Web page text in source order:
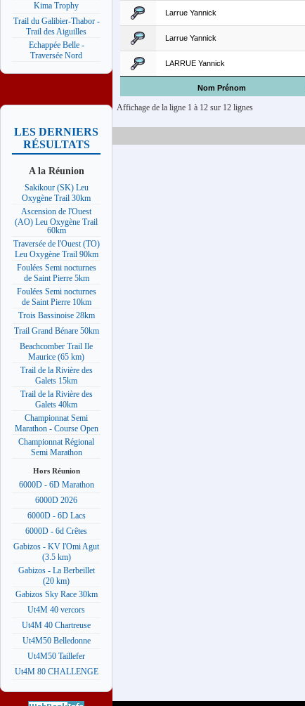
Kima Trophy
Trail du Galibier-Thabor -
Trail des Aiguilles
Echappée Belle -
Traversée Nord
LES DERNIERS
RÉSULTATS
A la Réunion
Sakikour (SK) Leu
Oxygène Trail 30km
Ascension de l'Ouest
(AO) Leu Oxygène Trail
60km
Traversée de l'Ouest (TO)
Leu Oxygène Trail 90km
Foulées Semi nocturnes
de Saint Pierre 5km
Foulées Semi nocturnes
de Saint Pierre 10km
Trois Bassinoise 28km
Trail Grand Bénare 50km
Beachcomber Trail Ile
Maurice (65 km)
Trail de la Rivière des
Galets 15km
Trail de la Rivière des
Galets 40km
Championnat Semi
Marathon - Course Open
Championnat Régional
Semi Marathon
Hors Réunion
6000D - 6D Marathon
6000D 2026
6000D - 6D Lacs
6000D - 6d Crêtes
Gabizos - KV l'Omi Agut
(3.5 km)
Gabizos - La Berbeillet
(20 km)
Gabizos Sky Race 30km
Ut4M 40 vercors
Ut4M 40 Chartreuse
Ut4M50 Belledonne
Ut4M50 Taillefer
Ut4M 80 CHALLENGE
Nom Prénom
Larrue Yannick
Larrue Yannick
LARRUE Yannick
Affichage de la ligne 1 à 12 sur 12 lignes